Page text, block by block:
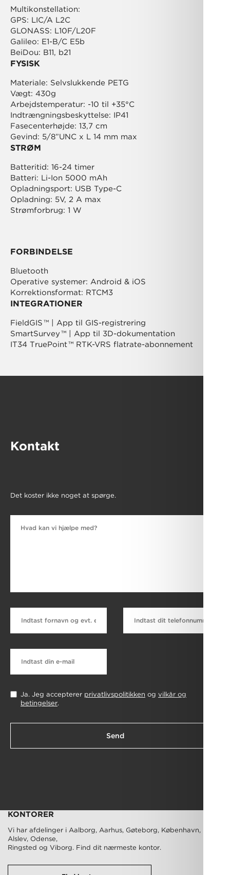
Multikonstellation:
GPS: LIC/A L2C
GLONASS: L10F/L20F
Galileo: E1-B/C E5b
BeiDou: B11, b21
FYSISK
Materiale: Selvslukkende PETG
Vægt: 430g
Arbejdstemperatur: -10 til +35°C
Indtrængningsbeskyttelse: IP41
Fasecenterhøjde: 13,7 cm
Gevind: 5/8”UNC x L 14 mm max
STRØM
Batteritid: 16-24 timer
Batteri: Li-Ion 5000 mAh
Opladningsport: USB Type-C
Opladning: 5V, 2 A max
Strømforbrug: 1 W
FORBINDELSE
Bluetooth
Operative systemer: Android & iOS
Korrektionsformat: RTCM3
INTEGRATIONER
FieldGIS™| App til GIS-registrering
SmartSurvey™| App til 3D-dokumentation
IT34 TruePoint™RTK-VRS flatrate-abonnement
Kontakt
Det koster ikke noget at spørge.
Ja. Jeg accepterer privatlivspolitikken og vilkår og
betingelser.
Send
KONTORER
Vi har afdelinger i Aalborg, Aarhus, Gøteborg, København, Nørre
Alslev, Odense,
Ringsted og Viborg. Find dit nærmeste kontor.